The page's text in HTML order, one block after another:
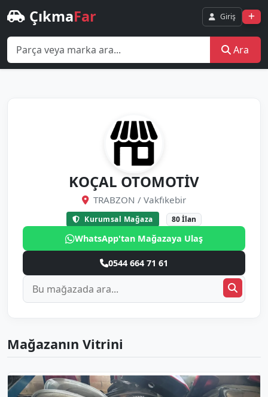
ÇıkmaFar Giriş
Ara
KOÇAL OTOMOTİV
TRABZON / Vakfıkebir
Kurumsal Mağaza 80 İlan
WhatsApp'tan Mağazaya Ulaş
0544 664 71 61
Mağazanın Vitrini